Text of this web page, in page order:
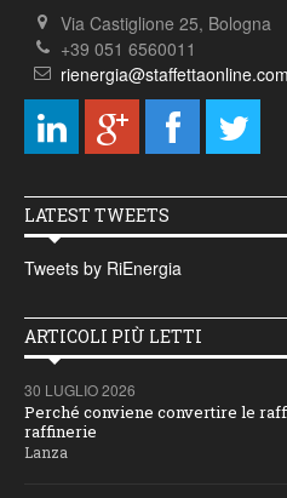
Via Castiglione 25, Bologna
+39 051 6560011
rienergia@staffettaonline.com
LATEST TWEETS
Tweets by RiEnergia
ARTICOLI PIÙ LETTI
30 LUGLIO 2026
Perché conviene convertire le
raffinerie
Lanza